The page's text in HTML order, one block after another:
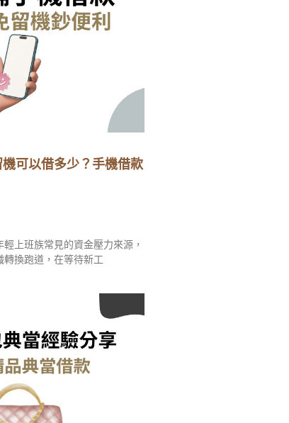
可以借多少？手機借款
上班族常見的資金壓力來源，
換跑道，在等待新工